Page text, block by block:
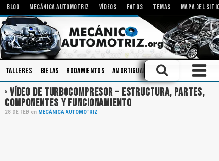
BLOG MECÁNICA AUTOMOTRIZ VÍDEOS FOTOS TEMAS MAPA DEL
Talleres Bielas Rodamientos Amortiguadores Engranajes
VÍDEO DE TURBOCOMPRESOR – ESTRUCTURA, PARTES,
COMPONENTES Y FUNCIONAMIENTO
28 DE FEB en MECÁNICA AUTOMOTRIZ